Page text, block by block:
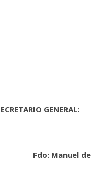
GENERAL:
Fdo: Manuel de